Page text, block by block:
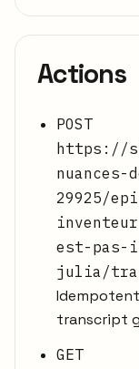
Actions
POST
https://
nuances-
29925/
est-
julia/
transcript
GET